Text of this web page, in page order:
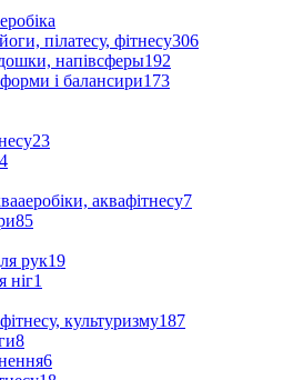
пілатесу, фітнесу306
напівсферы192
і балансири173
23
4
аквафітнесу7
85
рук19
ніг1
культуризму187
8
6